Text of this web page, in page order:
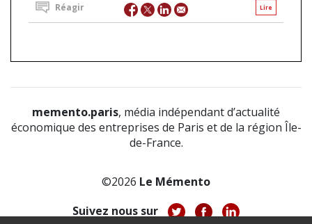
Lire
Réagir
memento.paris, média indépendant d’actualité
économique des entreprises de Paris et de la région Île-
de-France.
©2026 Le Mémento
Suivez nous sur